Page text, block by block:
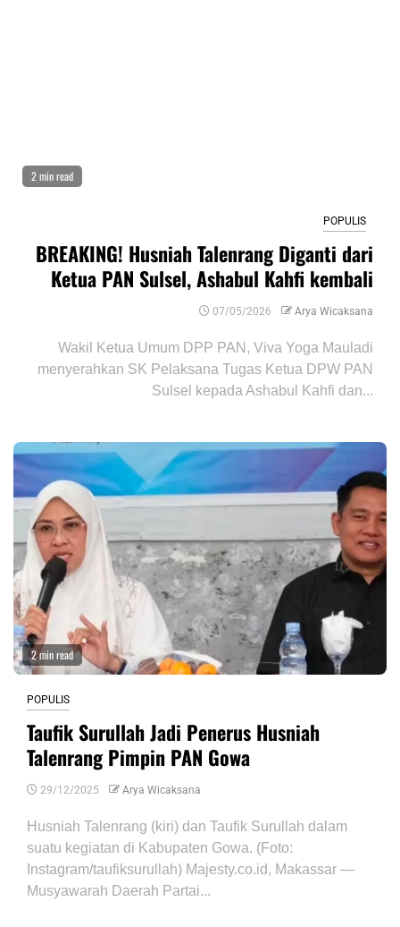
2 min read
POPULIS
BREAKING! Husniah Talenrang Diganti dari
Ketua PAN Sulsel, Ashabul Kahfi kembali
07/05/2026 Arya Wicaksana
Wakil Ketua Umum DPP PAN, Viva Yoga Mauladi
menyerahkan SK Pelaksana Tugas Ketua DPW PAN
Sulsel kepada Ashabul Kahfi dan...
2 min read
POPULIS
Taufik Surullah Jadi Penerus Husniah
Talenrang Pimpin PAN Gowa
29/12/2025 Arya Wicaksana
Husniah Talenrang (kiri) dan Taufik Surullah dalam
suatu kegiatan di Kabupaten Gowa. (Foto:
Instagram/taufiksurullah) Majesty.co.id, Makassar —
Musyawarah Daerah Partai...